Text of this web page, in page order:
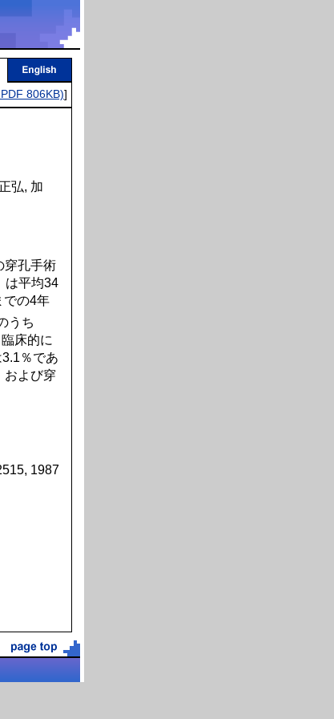
PDF 806KB)]
弘, 加
穿孔手術
は平均34
での4年
うち
床的に
％であ
および穿
1987